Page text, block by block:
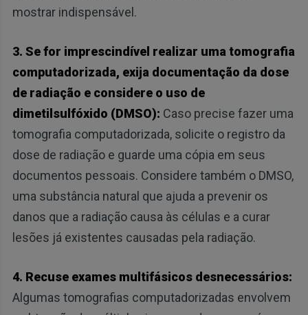
mostrar indispensável.
3. Se for imprescindível realizar uma tomografia
computadorizada, exija documentação da dose
de radiação e considere o uso de
dimetilsulfóxido (DMSO): Caso precise fazer uma
tomografia computadorizada, solicite o registro da
dose de radiação e guarde uma cópia em seus
documentos pessoais. Considere também o DMSO,
uma substância natural que ajuda a prevenir os
danos que a radiação causa às células e a curar
lesões já existentes causadas pela radiação.
4. Recuse exames multifásicos desnecessários:
Algumas tomografias computadorizadas envolvem